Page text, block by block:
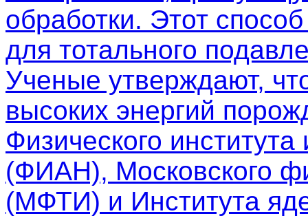
обработки. Этот
для тотального
Ученые утверждают,
высоких энергий
Физического
(ФИАН), Московского
(МФТИ) и Института